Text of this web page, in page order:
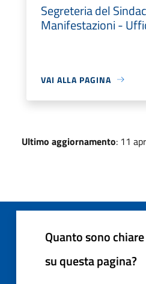
Segreteria del
Manifestazioni -
VAI ALLA PAGINA
Ultimo aggiornamento: 11
Quanto sono
su questa pagina?